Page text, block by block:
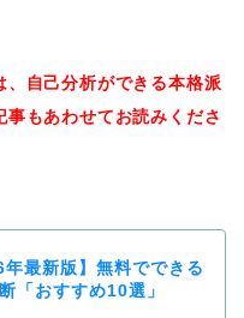
自己分析ができる本格派
もあわせてお読みくださ
年最新版】無料でできる
「おすすめ10選」